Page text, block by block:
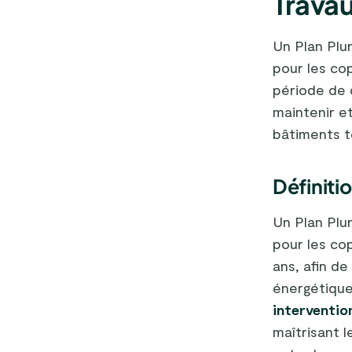
Un Plan
pour les
période de
maintenir
bâtiments
Un Plan
pour les
ans, afin
maîtrisant